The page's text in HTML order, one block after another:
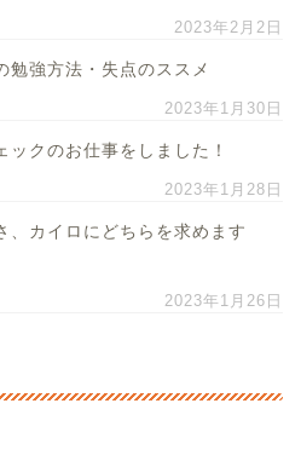
2023年2月2日
勉強方法・失点のススメ
2023年1月30日
クのお仕事をしました！
2023年1月28日
、カイロにどちらを求めます
2023年1月26日